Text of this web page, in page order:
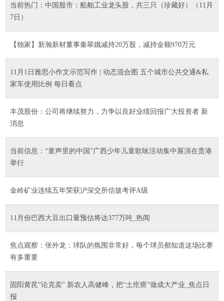
当前热门：中国股市：船舶工业龙头股，共三只（珍藏好）（11月
7日）
【独家】新瀚新材董事秦翠娥减持20万股，减持金额970万元
11月1日雅思小作文示范写作 | 动态混合图 五个城市公共交通&私
家车使用比例 每日看点
丰茂股份：公司将继续努力，力争以良好业绩回报广大投资者 新
消息
当前信息：“童声里的中国”广西少年儿童歌咏活动集中展演在贵港
举行
金岭矿业连续五年荣获沪深交所信披考评A级
11月份巴西大豆出口量预估将达377万吨_热闻
焦点观察：张外龙：球队的氛围非常好，每个球员都知道这场比赛
有多重要
固阳黄芪“论克卖” 新农人高健峰，把“土疙瘩”做成大产业_焦点日
报